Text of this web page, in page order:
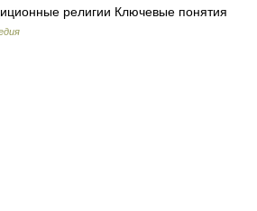
религии Ключевые понятия